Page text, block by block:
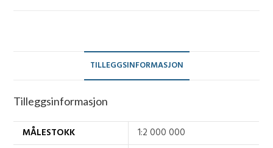
TILLEGGSINFORMASJON
Tilleggsinformasjon
MÅLESTOKK
1:2 000 000